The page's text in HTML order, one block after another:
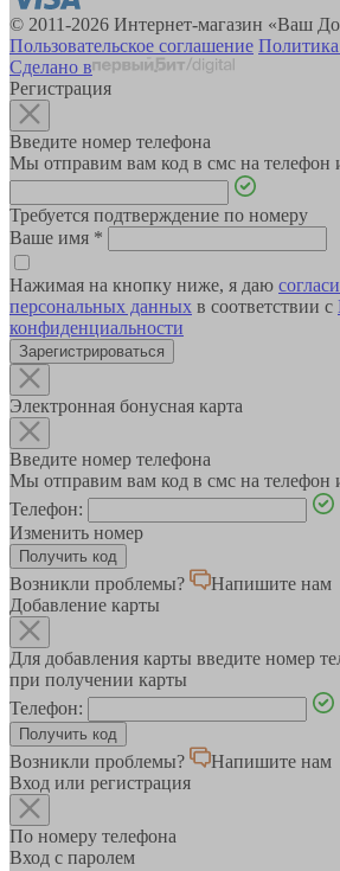
© 2011-2026 Интернет-магазин «Ваш
Пользовательское соглашение
Сделано в
Регистрация
Введите номер телефона
Мы отправим вам код в смс на телефон
Требуется подтверждение по номеру
Ваше имя *
Нажимая на кнопку ниже, я даю
персональных данных в соответствии с
конфиденциальности
Зарегистрироваться
Электронная бонусная карта
Введите номер телефона
Мы отправим вам код в смс на телефон
Телефон:
Изменить номер
Возникли проблемы?
Напишите нам
Добавление карты
Для добавления карты введите номер
при получении карты
Телефон:
Возникли проблемы?
Напишите нам
Вход или регистрация
По номеру телефона
Вход с паролем